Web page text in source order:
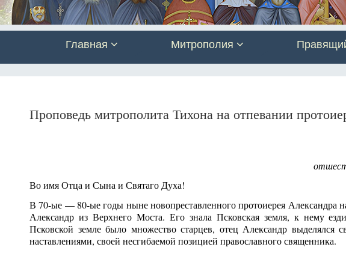
Главная Митрополия
Проповедь митрополита Тихона на отпевании
Во имя Отца и Сына и Святаго Духа!
В 70-ые — 80-ые годы ныне новопреставленного протоиерея Александра
Александр из Верхнего Моста. Его знала Псковская земля, к нему
Псковской земле было множество старцев, отец Александр
наставлениями, своей несгибаемой позицией православного священника.